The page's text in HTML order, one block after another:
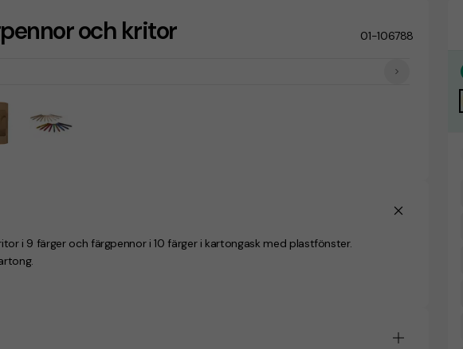
och kritor 01-106788
i 9 färger och färgpennor i 10 färger i kartongask med plastfönster.